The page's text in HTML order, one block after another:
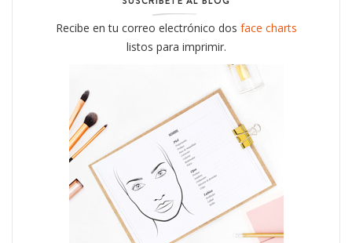
Recibe en tu correo electrónico dos face charts
listos para imprimir.